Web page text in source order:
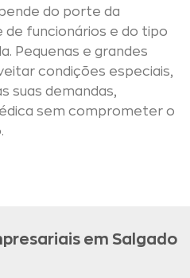
do porte da
de funcionários e do tipo
Pequenas e grandes
condições especiais,
suas demandas,
sem comprometer o
em Salgado